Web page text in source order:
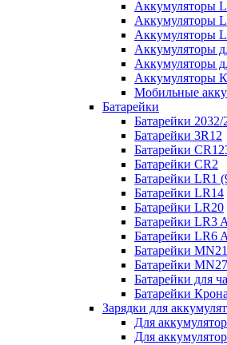
Аккумуляторы
Аккумуляторы
Аккумуляторы
Аккумуляторы
Аккумуляторы
Аккумуляторы
Мобильные
Батарейки
Батарейки
Батарейки 3R12
Батарейки
Батарейки CR2
Батарейки LR1
Батарейки LR14
Батарейки LR20
Батарейки LR3
Батарейки LR6
Батарейки
Батарейки MN27
Батарейки для
Батарейки
Зарядки для
Для
Для